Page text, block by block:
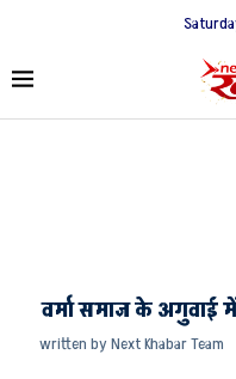
वर्मा समाज के अगुवाई
written byNext Khabar Team